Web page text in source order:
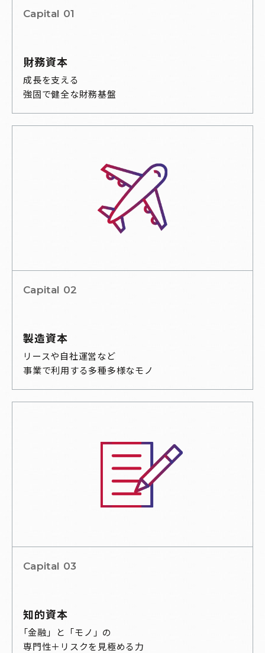
Capital 01
財務資本
成長を支える
強固で健全な財務基盤
Capital 02
製造資本
リースや自社運営など
事業で利用する多種多様なモノ
Capital 03
知的資本
「金融」と「モノ」の
専門性＋リスクを見極める力